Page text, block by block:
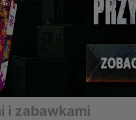
i zabawkami